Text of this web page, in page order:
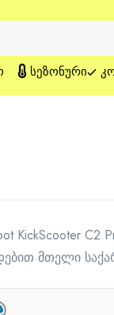
ᲡᲔᲖᲝᲜᲣᲠᲘ
KickScooter
მთელი